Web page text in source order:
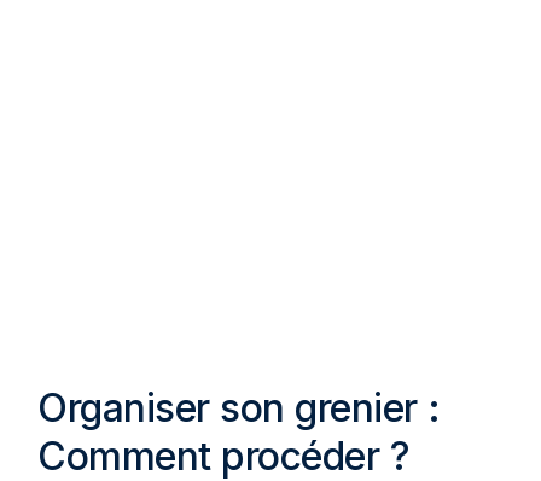
Organiser son grenier :
Comment procéder ?